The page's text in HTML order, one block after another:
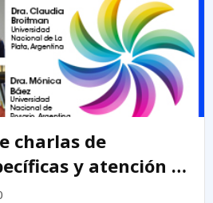
charlas de
y atención a